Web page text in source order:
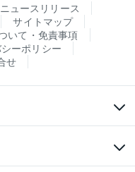
ニュースリリース
サイトマップ
いて・免責事項
ーポリシー
せ